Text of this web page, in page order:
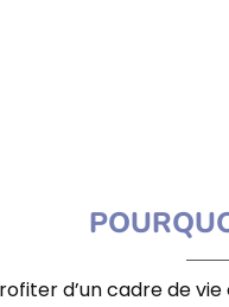
d’un cadre de